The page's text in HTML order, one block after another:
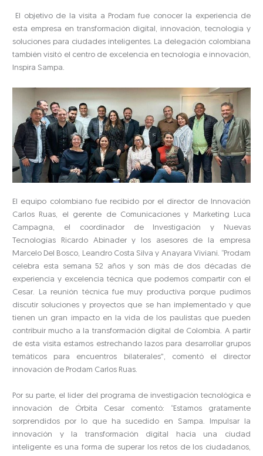
El objetivo de la visita a Prodam fue conocer la experiencia de
esta empresa en transformación digital, innovación, tecnología y
soluciones para ciudades inteligentes. La delegación colombiana
también visitó el centro de excelencia en tecnología e innovación,
Inspira Sampa.
El equipo colombiano fue recibido por el director de Innovación
Carlos Ruas, el gerente de Comunicaciones y Marketing Luca
Campagna, el coordinador de Investigación y Nuevas
Tecnologías Ricardo Abinader y los asesores de la empresa
Marcelo Del Bosco, Leandro Costa Silva y Anayara Viviani. “Prodam
celebra esta semana 52 años y son más de dos décadas de
experiencia y excelencia técnica que podemos compartir con el
Cesar. La reunión técnica fue muy productiva porque pudimos
discutir soluciones y proyectos que se han implementado y que
tienen un gran impacto en la vida de los paulistas que pueden
contribuir mucho a la transformación digital de Colombia. A partir
de esta visita estamos estrechando lazos para desarrollar grupos
temáticos para encuentros bilaterales”, comentó el director
innovación de Prodam Carlos Ruas.
Por su parte, el líder del programa de investigación tecnológica e
innovación de Órbita Cesar comentó: “Estamos gratamente
sorprendidos por lo que ha sucedido en Sampa. Impulsar la
innovación y la transformación digital hacia una ciudad
inteligente es una forma de superar los retos de los ciudadanos,